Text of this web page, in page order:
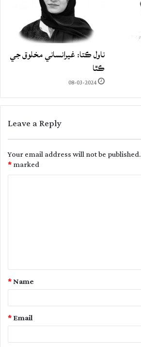
ناول ڪتا: غيرانساني مخلوق جي
ڪٿا
08-03-2024
Leave a Reply
Your email address will not be published.
marked
*
Name
*
Email
*